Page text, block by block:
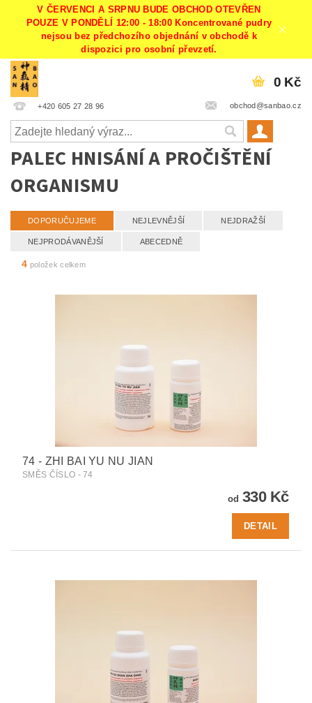
V ČERVENCI A SRPNU BUDE OBCHOD OTEVŘEN
POUZE V PONDĚLÍ 12:00 - 18:00 Koncentrované pudry
nejsou bez předchozího objednání v obchodě k
dispozici pro osobní převzetí.
+420 605 27 28 96 obchod@sanbao.cz
0 Kč
PALEC HNISÁNÍ A PROČIŠTĚNÍ
ORGANISMU
DOPORUČUJEME NEJLEVNĚJŠÍ NEJDRAŽŠÍ
NEJPRODÁVANĚJŠÍ ABECEDNĚ
4 položek celkem
74 - ZHI BAI YU NU JIAN
SMĚS ČÍSLO - 74
od 330 Kč
DETAIL